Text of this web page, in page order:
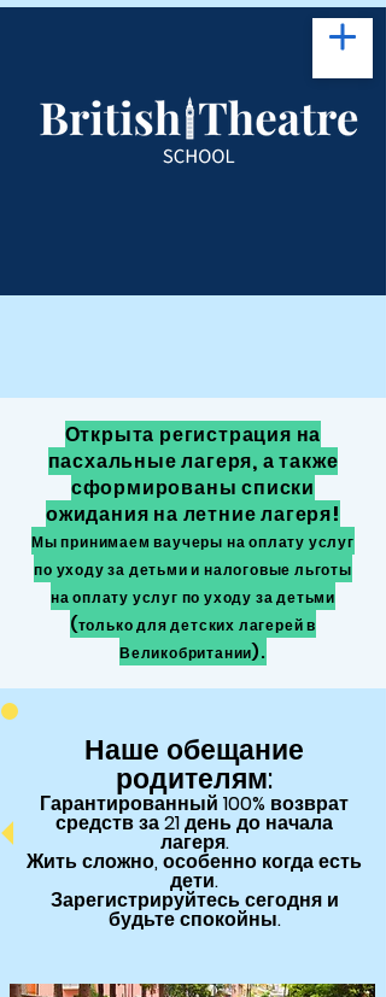
Открыта регистрация на
пасхальные лагеря, а также
сформированы списки
ожидания на летние лагеря!
Мы принимаем ваучеры на оплату услуг
по уходу за детьми и налоговые льготы
на оплату услуг по уходу за детьми
(только для детских лагерей в
Великобритании).
Наше обещание
родителям:
Гарантированный 100% возврат
средств за 21 день до начала
лагеря.
Жить сложно, особенно когда есть
дети.
Зарегистрируйтесь сегодня и
будьте спокойны.